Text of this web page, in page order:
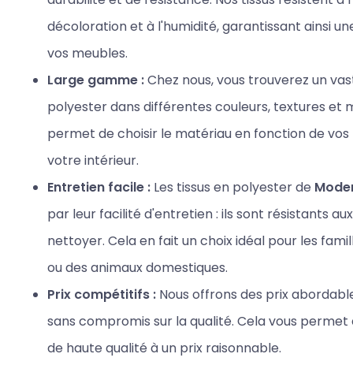
décoloration et à l'humidité, garantissant ainsi
vos meubles.
Large gamme :Chez nous, vous trouverez un
polyester dans différentes couleurs, textures et
permet de choisir le matériau en fonction de vos
votre intérieur.
Entretien facile : Les tissus en polyester de
par leur facilité d'entretien : ils sont résistants
nettoyer. Cela en fait un choix idéal pour les
ou des animaux domestiques.
Prix compétitifs : Nous offrons des prix
sans compromis sur la qualité. Cela vous
de haute qualité à un prix raisonnable.